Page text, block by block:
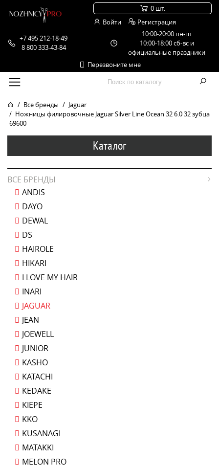
+7 495 212-18-49
8 800 333-43-84
10:00-20:00 пн-пт
10:00-18:00 сб-вс и
официальные праздники
Перезвоните мне
0 шт.
Войти
Регистрация
Все бренды
Jaguar
Ножницы филировочные Jaguar Silver Line Ocean 32 6.0 32 зубца
69600
Каталог
ВСЕ БРЕНДЫ
ANDIS
DAYO
DEWAL
DS
HAIROLE
HIKARI
I LOVE MY HAIR
INARI
JAGUAR
JEAN
JOEWELL
JUNIOR
KASHO
KATACHI
KEDAKE
KIEPE
KKO
KUSANAGI
MATAKKI
MELON PRO